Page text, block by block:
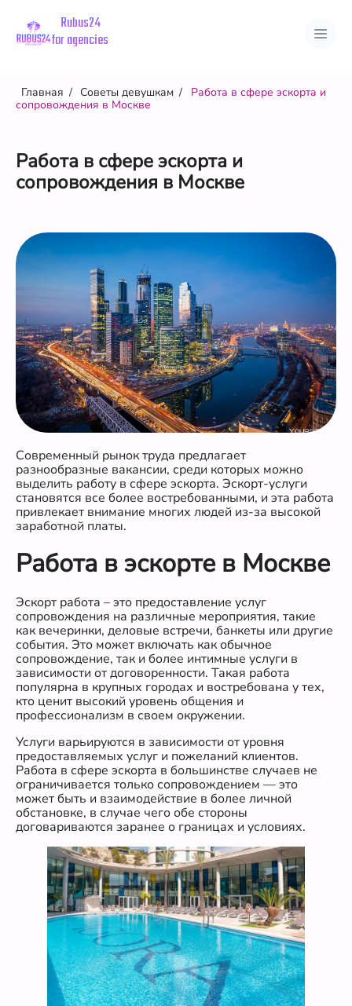
Rubus24
for agencies
Советы девушкам
Преимущества
Города
Личный кабинет
Главная Советы девушкам
Работа в сфере эскорта и
сопровождения в Москве
Работа в сфере эскорта и
сопровождения в Москве
Современный рынок труда предлагает
разнообразные вакансии, среди которых можно
выделить работу в сфере эскорта. Эскорт-услуги
становятся все более востребованными, и эта работа
привлекает внимание многих людей из-за высокой
заработной платы.
Работа в эскорте в Москве
Эскорт работа – это предоставление услуг
сопровождения на различные мероприятия, такие
как вечеринки, деловые встречи, банкеты или другие
события. Это может включать как обычное
сопровождение, так и более интимные услуги в
зависимости от договоренности. Такая работа
популярна в крупных городах и востребована у тех,
кто ценит высокий уровень общения и
профессионализм в своем окружении.
Услуги варьируются в зависимости от уровня
предоставляемых услуг и пожеланий клиентов.
Работа в сфере эскорта в большинстве случаев не
ограничивается только сопровождением — это
может быть и взаимодействие в более личной
обстановке, в случае чего обе стороны
договариваются заранее о границах и условиях.